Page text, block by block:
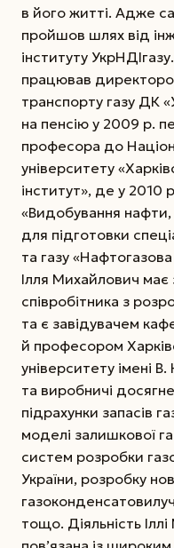
в його житті. Адже
пройшов шлях від
інституту
працював
транспорту газу ДК
на пенсію у 2009 р.
професора до
університету
інститут», де у 2010
«Видобування нафти,
для підготовки
та газу «Нафто­газова
Ілля Михайлович
співробітника з
та є завідувачем
й професором
університету імені
та виробничі
підрахунки запасів
моделі залишкової
систем розробки
України, розробку
тощо. Діяльність